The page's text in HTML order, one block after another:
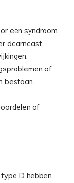
een syndroom.
daarnaast
of
bestaan.
of
D hebben